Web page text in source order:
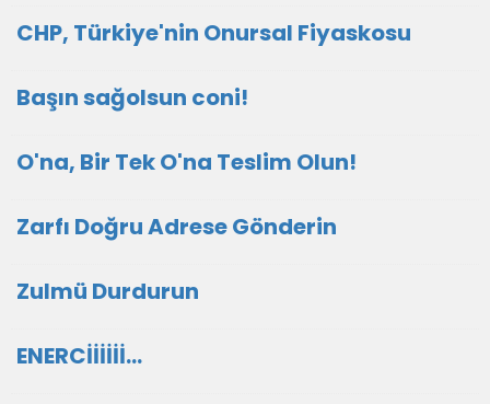
CHP, Türkiye'nin Onursal Fiyaskosu
Başın sağolsun coni!
O'na, Bir Tek O'na Teslim Olun!
Zarfı Doğru Adrese Gönderin
Zulmü Durdurun
ENERCİİİİİİ...